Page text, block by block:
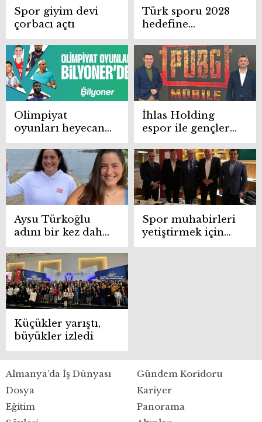
Spor giyim devi
çorbacı açtı
Türk sporu 2028
hedefine
sponsorluk
rüzgarıyla
hazırlanıyor
Olimpiyat
oyunları heyecanı
başlıyor
İhlas Holding
espor ile gençlere
dokunuyor
Aysu Türkoğlu
adını bir kez daha
duyuracak
Spor muhabirleri
yetiştirmek için
ilk adımı attılar
Küçükler yarıştı,
büyükler izledi
Almanya’da İş Dünyası
Dosya
Eğitim
Gündem Koridoru
Kariyer
Panorama